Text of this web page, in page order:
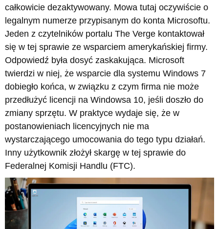
całkowicie dezaktywowany. Mowa tutaj oczywiście o
legalnym numerze przypisanym do konta Microsoftu.
Jeden z czytelników portalu The Verge kontaktował
się w tej sprawie ze wsparciem amerykańskiej firmy.
Odpowiedź była dosyć zaskakująca. Microsoft
twierdzi w niej, że wsparcie dla systemu Windows 7
dobiegło końca, w związku z czym firma nie może
przedłużyć licencji na Windowsa 10, jeśli doszło do
zmiany sprzętu. W praktyce wydaje się, że w
postanowieniach licencyjnych nie ma
wystarczającego umocowania do tego typu działań.
Inny użytkownik złożył skargę w tej sprawie do
Federalnej Komisji Handlu (FTC).